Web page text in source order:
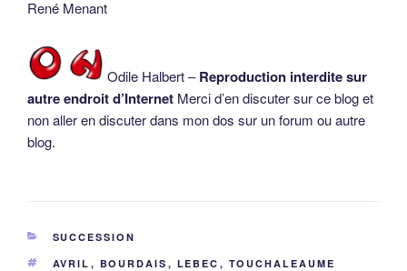
René Menant
Odile Halbert –Reproduction interdite sur
autre endroit d’Internet Merci d’en discuter sur ce blog et
non aller en discuter dans mon dos sur un forum ou autre
blog.
CATÉGORIES
SUCCESSION
ÉTIQUETTES
AVRIL , BOURDAIS , LEBEC , TOUCHALEAUME